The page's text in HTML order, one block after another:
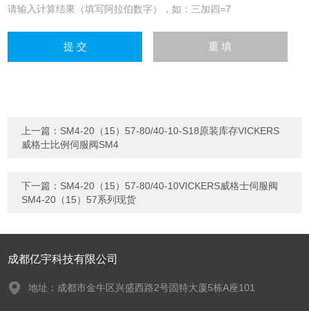
请输入计算结果（填写阿拉伯数字），如：三加四=7
上一篇： SM4-20（15）57-80/40-10-S18原装库存VICKERS
威格士比例伺服阀SM4
下一篇： SM4-20（15）57-80/40-10VICKERS威格士伺服阀
SM4-20（15）57系列现货
成都亿宇科技有限公司
地址：成都市金牛区兴盛西路2号固特大厦5栋A座101